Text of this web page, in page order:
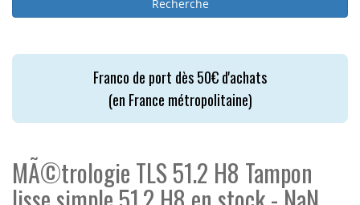
Franco de port dès 50€ d'achats
(en France métropolitaine)
MÃ©trologie TLS 51.2 H8 Tampon